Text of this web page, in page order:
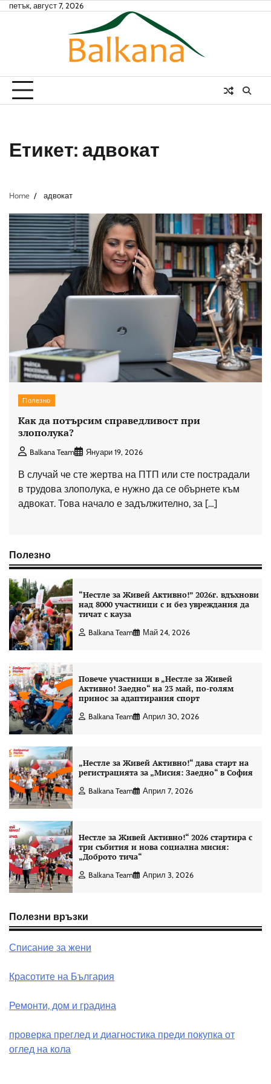
Skipпетък, август 7, 2026
Етикет: адвокат
Home адвокат
Полезно
Как да потърсим справедливост при
злополука?
Balkana Team Януари 19, 2026
В случай че сте жертва на ПТП или сте пострадали
в трудова злополука, е нужно да се обърнете към
адвокат. Това начало е задължително, за […]
Полезно
“Нестле за Живей Aктивно!” 2026г. вдъхнови
над 8000 участници с и без увреждания да
тичат с кауза
Balkana Team Май 24, 2026
Повече участници в „Нестле за Живей
Активно! Заедно“ на 23 май, по-голям
принос за адаптирания спорт
Balkana Team Април 30, 2026
„Нестле за Живей Активно!“ дава старт на
регистрацията за „Мисия: Заедно“ в София
Balkana Team Април 7, 2026
Нестле за Живей Активно!“ 2026 стартира с
три събития и нова социална мисия:
„Доброто тича“
Balkana Team Април 3, 2026
Полезни връзки
Списание за жени
Красотите на България
Ремонти, дом и градина
проверка преглед и диагностика преди покупка от
оглед на кола